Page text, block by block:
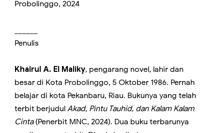
Probolinggo, 2024
Penulis
Khairul A. El Maliky, pengarang novel, lahir dan
besar di Kota Probolinggo, 5 Oktober 1986. Pernah
belajar di kota Pekanbaru, Riau. Bukunya yang telah
terbit berjudul Akad, Pintu Tauhid, dan Kalam Kalam
Cinta(Penerbit MNC, 2024). Dua buku terbarunya